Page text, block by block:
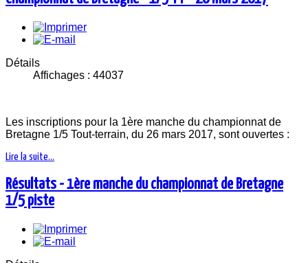
Détails
Affichages : 44037
Les inscriptions pour la 1ère manche du championnat de
Bretagne 1/5 Tout-terrain, du 26 mars 2017, sont ouvertes :
Lire la suite...
Résultats - 1ère manche du championnat de Bretagne
1/5 piste